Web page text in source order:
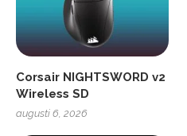
Corsair NIGHTSWORD v2
Wireless SD
augusti 6, 2026